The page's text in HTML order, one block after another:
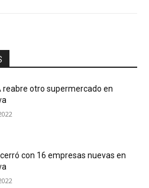
reabre otro supermercado en
con 16 empresas nuevas en